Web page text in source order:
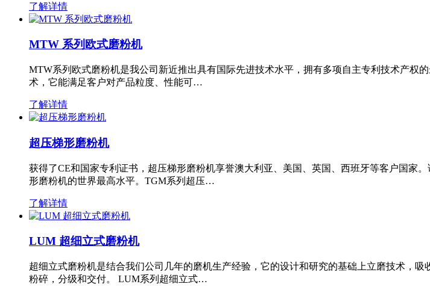
了解详情
MTW 系列欧式磨粉机
MTW系列欧式磨粉机是我公司新近推出具有国际先进技术水平，拥有多项自主专利技术产
术，它能满足客户对产品粒度、性能可…
了解详情
超压梯形磨粉机
获得了CE和国家专利证书，超压梯形磨粉机享誉澳大利亚、美国、英国、西班牙等客户国家
形磨粉机的世界最高水平。TGM系列超压…
了解详情
LUM 超细立式磨粉机
超细立式磨粉机是结合我们公司几年的磨机生产经验，它的设计和研究的基础上立磨技术，
粉碎，分级和交付。 LUM系列超细立式…